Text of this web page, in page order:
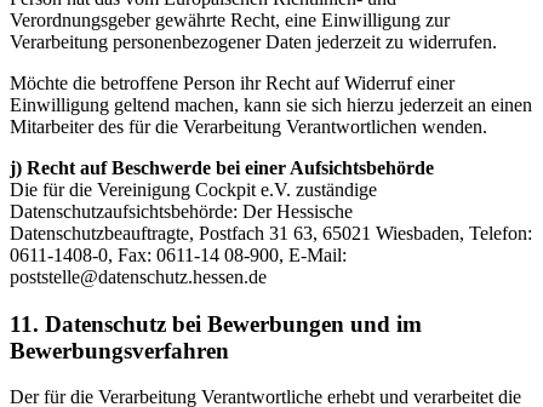
Verordnungsgeber gewährte Recht, eine Einwilligung zur
Verarbeitung personenbezogener Daten jederzeit zu widerrufen.
Möchte die betroffene Person ihr Recht auf Widerruf einer
Einwilligung geltend machen, kann sie sich hierzu jederzeit an einen
Mitarbeiter des für die Verarbeitung Verantwortlichen wenden.
j) Recht auf Beschwerde bei einer Aufsichtsbehörde
Die für die Vereinigung Cockpit e.V. zuständige
Datenschutzaufsichtsbehörde: Der Hessische
Datenschutzbeauftragte, Postfach 31 63, 65021 Wiesbaden, Telefon:
0611-1408-0, Fax: 0611-14 08-900, E-Mail:
poststelle@datenschutz.hessen.de
11. Datenschutz bei Bewerbungen und im
Bewerbungsverfahren
Der für die Verarbeitung Verantwortliche erhebt und verarbeitet die